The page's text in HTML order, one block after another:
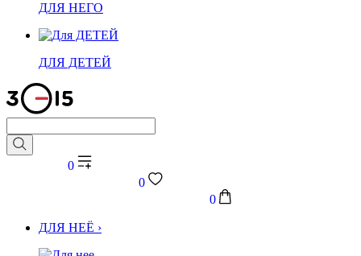
ДЛЯ НЕГО
ДЛЯ ДЕТЕЙ
0
0
0
ДЛЯ НЕЁ ›